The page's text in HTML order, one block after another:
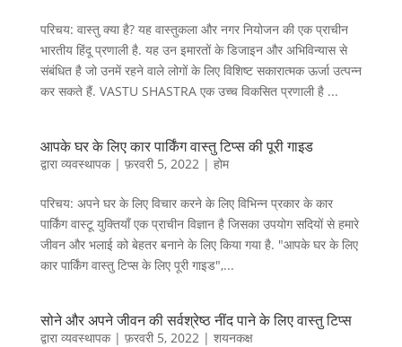
परिचय: वास्तु क्या है? यह वास्तुकला और नगर नियोजन की एक प्राचीन
भारतीय हिंदू प्रणाली है. यह उन इमारतों के डिजाइन और अभिविन्यास से
संबंधित है जो उनमें रहने वाले लोगों के लिए विशिष्ट सकारात्मक ऊर्जा उत्पन्न
कर सकते हैं. VASTU SHASTRA एक उच्च विकसित प्रणाली है ...
आपके घर के लिए कार पार्किंग वास्तु टिप्स की पूरी गाइड
द्वाराव्यवस्थापक| फ़रवरी 5, 2022| होम
परिचय: अपने घर के लिए विचार करने के लिए विभिन्न प्रकार के कार
पार्किंग वास्टू युक्तियाँ एक प्राचीन विज्ञान है जिसका उपयोग सदियों से हमारे
जीवन और भलाई को बेहतर बनाने के लिए किया गया है. "आपके घर के लिए
कार पार्किंग वास्तु टिप्स के लिए पूरी गाइड",...
सोने और अपने जीवन की सर्वश्रेष्ठ नींद पाने के लिए वास्तु टिप्स
द्वाराव्यवस्थापक| फ़रवरी 5, 2022| शयनकक्ष